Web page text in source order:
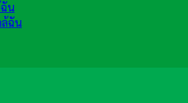
น
ล้ฉัน